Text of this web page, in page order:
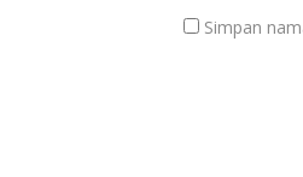
Simpan